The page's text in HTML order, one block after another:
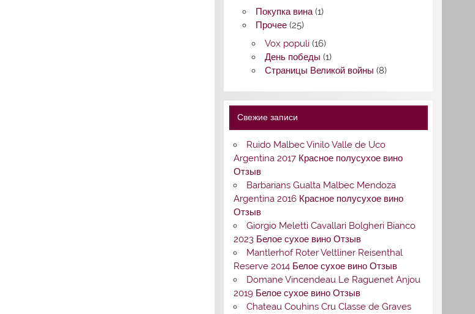
Покупка вина(1)
Прочее (25)
Vox populi (16)
День победы (1)
Страницы Великой войны (8)
Свежие записи
Ruido Malbec Vinilo Valle de Uco
Argentina 2017 Красное полусухое вино
Отзыв
Barbarians Gualta Malbec Mendoza
Argentina 2016 Красное полусухое вино
Отзыв
Giorgio Meletti Cavallari Bolgheri Bianco
2023 Белое сухое вино Отзыв
Mantlerhof Roter Veltliner Reisenthal
Reserve 2014 Белое сухое вино Отзыв
Domane Vincendeau Le Raguenet Anjou
2019 Белое сухое вино Отзыв
Chateau Couhins Cru Classe de Graves